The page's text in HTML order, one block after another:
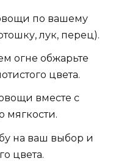
по вашему
лук, перец).
огне обжарьте
цвета.
вместе с
мягкости.
на ваш выбор и
цвета.